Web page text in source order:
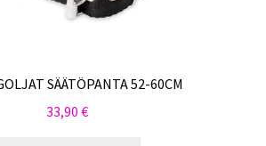
SÄÄTÖPANTA 52-60CM
33,90 €